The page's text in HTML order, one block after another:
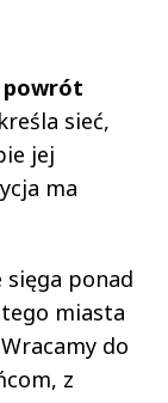
powrót
sieć,
jej
ma
ponad
miasta
do
z